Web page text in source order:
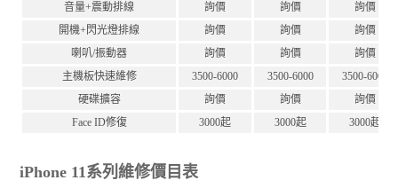
音量+震動排線
詢價 詢價
詢價
開機+閃光燈排線
詢價 詢價
詢價
喇叭/振動器
詢價 詢價
詢價
主機板快速維修
3500-6000 3500-6000
3500-6000
硬碟擴容
詢價 詢價
詢價
Face ID修復
3000起 3000起 3000起
iPhone 11系列維修價目表